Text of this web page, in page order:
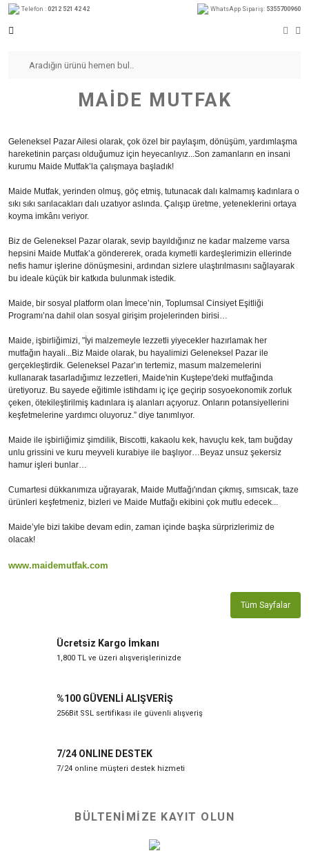
Telefon : 0212 521 42 42 WhatsApp Sipariş: 5355700960
MAIDE MUTFAK
Geleneksel Pazar Ailesi olarak, çok özel bir paylaşım, dönüşüm, yardımlaşma
hareketinin parçası olduğumuz için heyecanlıyız...Son zamanların en insani
kurumu Maide Mutfak’la çalışmaya başladık!
Maide Mutfak, yerinden olmuş, göç etmiş, tutunacak dalı kalmamış kadınlara o
sıkı sıkı sarılacakları dalı uzatıyor aslında. Çalışıp üretme, yeteneklerini ortaya
koyma imkânı veriyor.
Biz de Geleneksel Pazar olarak, sevip bayıldığınız ne kadar malzeme varsa
hepsini Maide Mutfak’a göndererek, orada kıymetli kardeşlerimizin ellerinde
nefis hamur işlerine dönüşmesini, ardından sizlere ulaştırılmasını sağlayarak
bu ideale küçük bir katkıda bulunmak istedik.
Maide, bir sosyal platform olan İmece’nin, Toplumsal Cinsiyet Eşitliği
Programı’na dahil olan sosyal girişim projelerinden birisi…
Maide, işbirliğimizi, "İyi malzemeyle lezzetli yiyecekler hazırlamak her
mutfağın hayali...Biz Maide olarak, bu hayalimizi Geleneksel Pazar ile
gerçekleştirdik. Geleneksel Pazar’ın tertemiz, masum malzemelerini
kullanarak tasarladığımız lezzetleri, Maide'nin Kuştepe'deki mutfağında
üretiyoruz. Bu sayede eğitimle istihdamı iç içe geçirip sosyoekonomik zorluk
çeken, ötekileştirilmiş kadınlara iş alanları açıyoruz. Onların potansiyellerini
keşfetmelerine yardımcı oluyoruz.” diye tanımlıyor.
Maide ile işbirliğimiz şimdilik, Biscotti, kakaolu kek, havuçlu kek, tam buğday
unlu grissini ve kuru meyveli kurabiye ile başlıyor…Beyaz unsuz şekersiz
hamur işleri bunlar…
Cumartesi dükkanımıza uğrayarak, Maide Mutfağı'ından çıkmış, sımsıcak, taze
ürünleri keşfetmeniz, bizleri ve Maide Mutfağı ekibini çok mutlu edecek...
Maide’yle bizi takibe devam edin, zaman içinde başka sürprizlerimiz de
olacak!
www.maidemutfak.com
Tüm Sayfalar
Ücretsiz Kargo İmkanı
1,800 TL ve üzeri alışverişlerinizde
%100 GÜVENLİ ALIŞVERİŞ
256Bit SSL sertifikası ile güvenli alışveriş
7/24 ONLINE DESTEK
7/24 online müşteri destek hizmeti
BÜLTENİMİZE KAYIT OLUN